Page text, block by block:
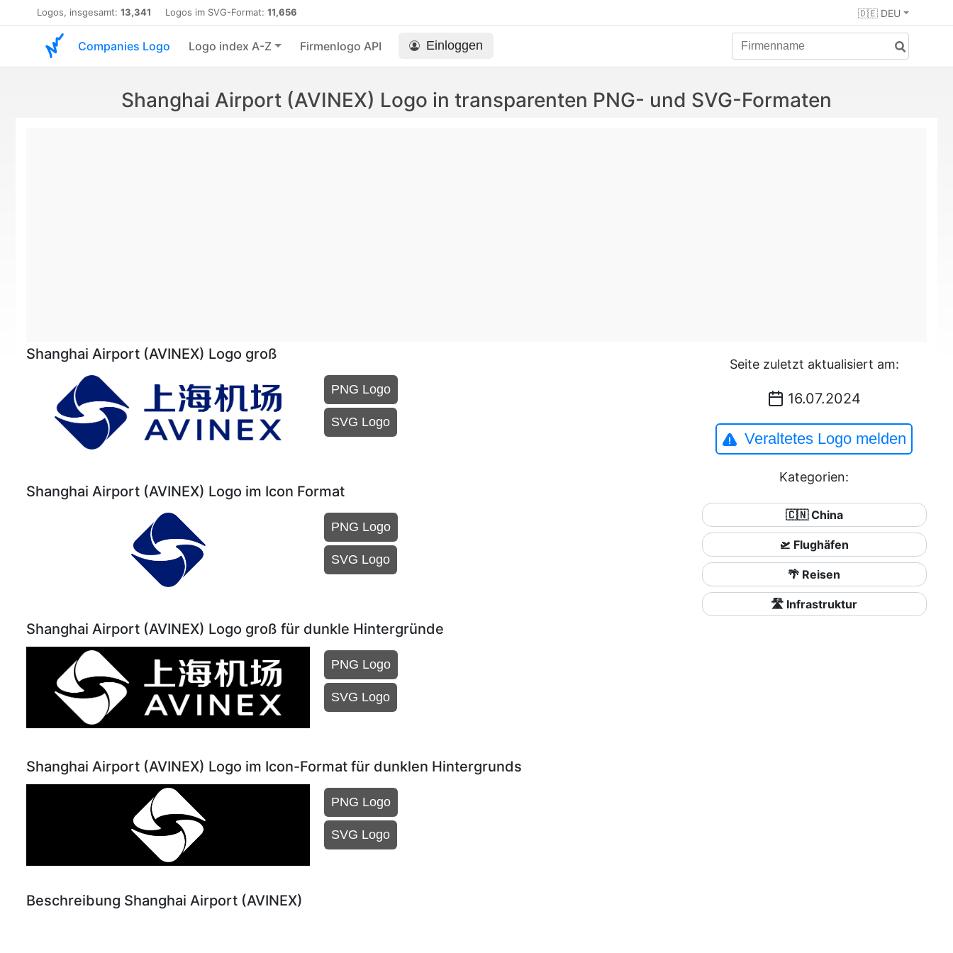
Logos, insgesamt: 13,341 Logos im SVG-Format: 11,656 🇩🇪 DEU
Companies Logo Logo index A-Z Firmenlogo API Einloggen
Shanghai Airport (AVINEX) Logo in transparenten PNG- und SVG-Formaten
Shanghai Airport (AVINEX) Logo groß
PNG Logo
SVG Logo
Shanghai Airport (AVINEX) Logo im Icon Format
PNG Logo
SVG Logo
Shanghai Airport (AVINEX) Logo groß für dunkle Hintergründe
PNG Logo
SVG Logo
Shanghai Airport (AVINEX) Logo im Icon-Format für dunklen Hintergrunds
PNG Logo
SVG Logo
Beschreibung Shanghai Airport (AVINEX)
Seite zuletzt aktualisiert am:
16.07.2024
Veraltetes Logo melden
Kategorien:
🇨🇳 China
🛫 Flughäfen
🌴 Reisen
🛣️ Infrastruktur